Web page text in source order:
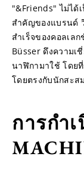
"&Friends" ไม่ได้
สำคัญของแบรนด์
สำเร็จของคอลเล
Büsser ดึงความเ
นาฬิกามาใช้ โดย
โดยตรงกับนักสะส
การกำ